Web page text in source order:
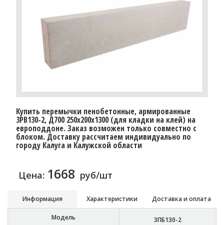
Купить перемычки пенобетонные, армированные
3PB130-2, Д700 250х200х1300 (для кладки на клей) на
европоддоне. Заказ возможен только совместно с
блоком. Доставку рассчитаем индивидуально по
городу Калуга и Калужской области
Цена: 1668 руб/шт
Информация Характеристики Доставка и оплата
Модель 3ПБ130-2